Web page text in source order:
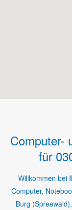
Computer-
für
Willkommen bei
Computer,
Burg